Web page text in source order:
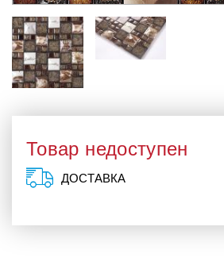
Товар недоступен
ДОСТАВКА